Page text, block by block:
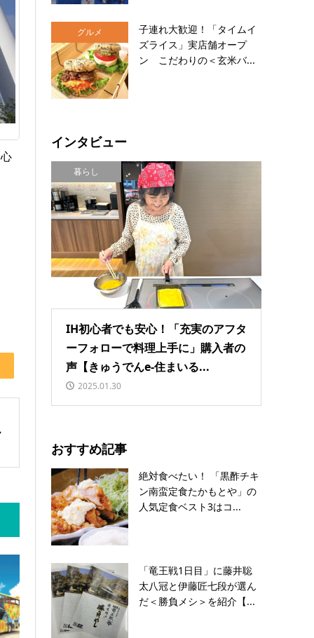
グルメ
子連れ大歓迎！「タイムイ
ズライス」実店舗オープ
ン こだわりの＜玄米バ...
インタビュー
暮らし
IH初心者でも安心！「充実のアフタ
ーフォローで料理上手に」購入者の
声【きゅうでんe-住まいる...
2025.01.30
おすすめ記事
絶対食べたい！ 「黒酢チキ
ン南蛮定食たかもとや」の
人気定食ベスト3はコ...
「竜王戦1日目」に藤井聡
太八冠と伊藤匠七段が選ん
だ＜勝負メシ＞を紹介【...